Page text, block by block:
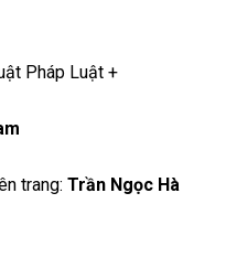
Pháp Luật +
trang: Trần Ngọc Hà